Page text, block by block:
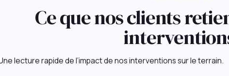
Ce que nos clients
lecture rapide de l’impact de nos interventions sur le terrain.
En quelques
cadrer, challenger et accélérer. La